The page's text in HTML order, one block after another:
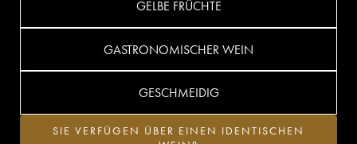
GELBE FRÜCHTE
GASTRONOMISCHER WEIN
GESCHMEIDIG
SIE VERFÜGEN ÜBER EINEN IDENTISCHEN